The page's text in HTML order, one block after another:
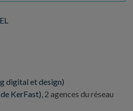
digital et design)
KerFast), 2 agences du réseau